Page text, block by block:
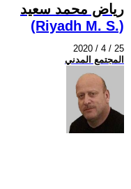
رياض محمد سعيد
(Riyadh M. S.)
2020 / 4 / 25
المجتمع المدني